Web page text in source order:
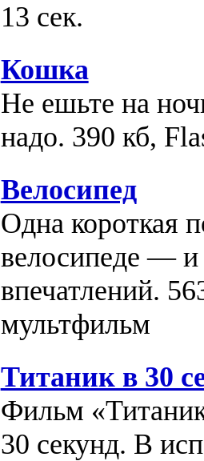
13 сек.
Кошка
Не ешьте на
надо. 390 кб,
Велосипед
Одна короткая
велосипеде — и
впечатлений.
мультфильм
Титаник в 30
Фильм
30 секунд. В